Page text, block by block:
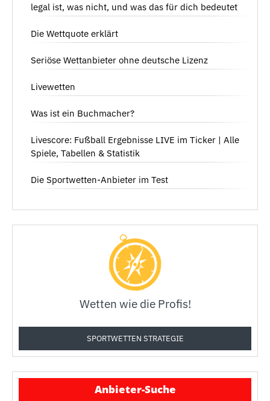
legal ist, was nicht, und was das für dich bedeutet
Die Wettquote erklärt
Seriöse Wettanbieter ohne deutsche Lizenz
Livewetten
Was ist ein Buchmacher?
Livescore: Fußball Ergebnisse LIVE im Ticker | Alle
Spiele, Tabellen & Statistik
Die Sportwetten-Anbieter im Test
Wetten wie die Profis!
SPORTWETTEN STRATEGIE
Anbieter-Suche